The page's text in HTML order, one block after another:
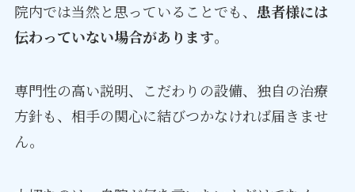
院内では当然と思っていることでも、 患者様には
伝わっていない場合があります。
専門性の高い説明、こだわりの設備、独自の治療
方針も、相手の関心に結びつかなければ届きませ
ん。